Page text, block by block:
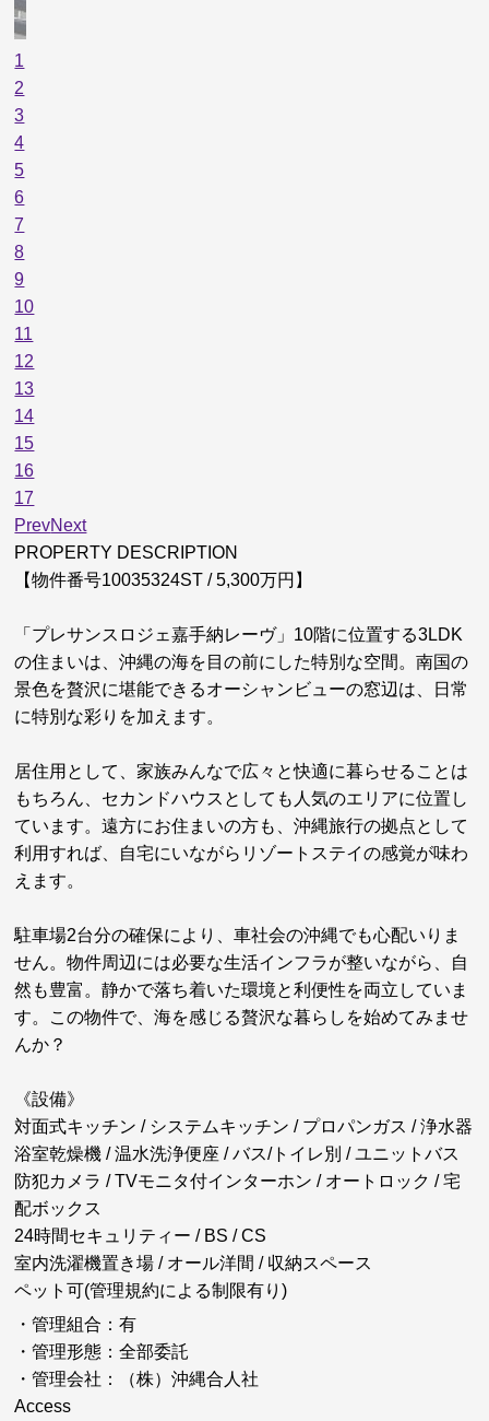
1
2
3
4
5
6
7
8
9
10
11
12
13
14
15
16
17
PrevNext
PROPERTY DESCRIPTION
【物件番号10035324ST / 5,300万円】
「プレサンスロジェ嘉手納レーヴ」10階に位置する3LDK
の住まいは、沖縄の海を目の前にした特別な空間。南国の
景色を贅沢に堪能できるオーシャンビューの窓辺は、日常
に特別な彩りを加えます。
居住用として、家族みんなで広々と快適に暮らせることは
もちろん、セカンドハウスとしても人気のエリアに位置し
ています。遠方にお住まいの方も、沖縄旅行の拠点として
利用すれば、自宅にいながらリゾートステイの感覚が味わ
えます。
駐車場2台分の確保により、車社会の沖縄でも心配いりま
せん。物件周辺には必要な生活インフラが整いながら、自
然も豊富。静かで落ち着いた環境と利便性を両立していま
す。この物件で、海を感じる贅沢な暮らしを始めてみませ
んか？
《設備》
対面式キッチン / システムキッチン / プロパンガス / 浄水器
浴室乾燥機 / 温水洗浄便座 / バス/トイレ別 / ユニットバス
防犯カメラ /TVモニタ付インターホン / オートロック /宅
配ボックス
24時間セキュリティー / BS / CS
室内洗濯機置き場 / オール洋間 / 収納スペース
ペット可(管理規約による制限有り)
・管理組合：有
・管理形態：全部委託
・管理会社：（株）沖縄合人社
Access